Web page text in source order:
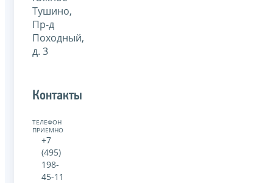
Тушино,
Пр-д
Походный,
д. 3
Контакты
ТЕЛЕФОН
ПРИЕМНОЙ:
+7
(495)
198-
45-11